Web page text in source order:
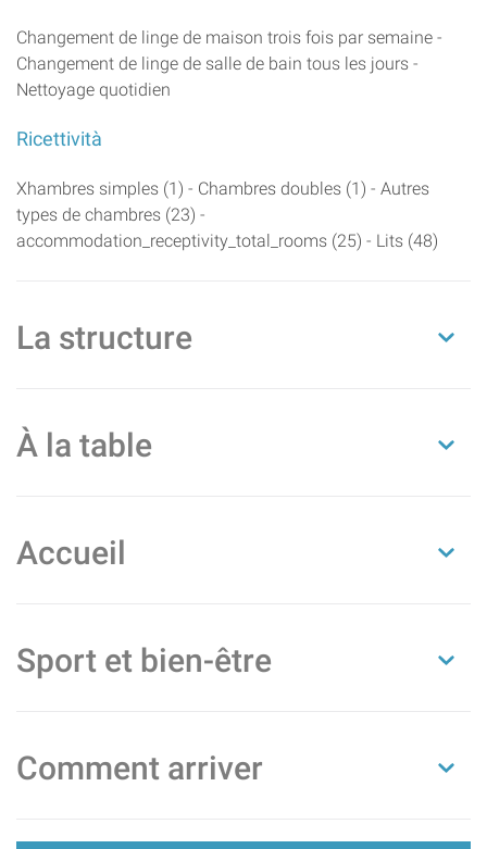
Changement de linge de maison trois fois par semaine -
Changement de linge de salle de bain tous les jours -
Nettoyage quotidien
Ricettività
Xhambres simples (1) - Chambres doubles (1) - Autres
types de chambres (23) -
accommodation_receptivity_total_rooms (25) - Lits (48)
La structure
À la table
Accueil
Sport et bien-être
Comment arriver